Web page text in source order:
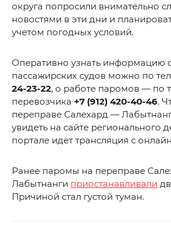
округа попросили внимательно
новостями в эти дни и
учетом погодных условий.
Оперативно узнать информацию
пассажирских судов можно по
24-23-22, о работе паромов — по
перевозчика +7 (912) 420-40-46.
переправе Салехард —
увидеть на сайте регионального
портале идет трансляция с
Ранее паромы на переправе
Лабытнанги приостанавливали
Причиной стал густой туман.